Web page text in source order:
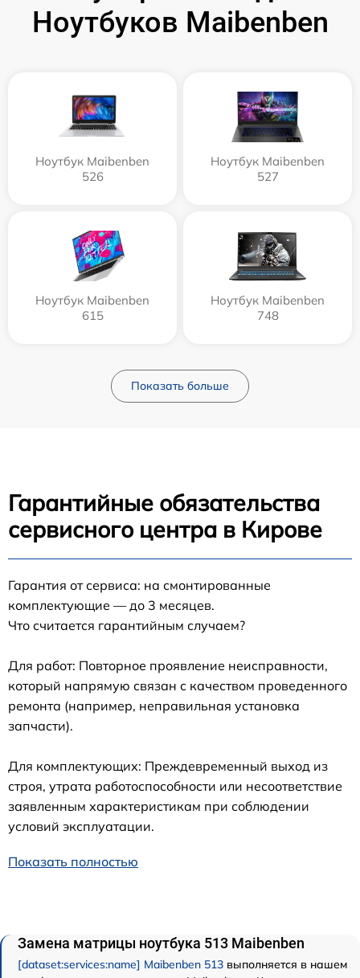
Ноутбуков Maibenben
Ноутбук Maibenben
526
Ноутбук Maibenben
527
Ноутбук Maibenben
615
Ноутбук Maibenben
748
Показать больше
Гарантийные обязательства
сервисного центра в Кирове
Гарантия от сервиса: на смонтированные
комплектующие — до 3 месяцев.
Что считается гарантийным случаем?
Для работ: Повторное проявление неисправности,
который напрямую связан с качеством проведенного
ремонта (например, неправильная установка
запчасти).
Для комплектующих: Преждевременный выход из
строя, утрата работоспособности или несоответствие
заявленным характеристикам при соблюдении
условий эксплуатации.
Показать полностью
Замена матрицы ноутбука 513 Maibenben
[dataset:services:name] Maibenben 513 выполняется в нашем